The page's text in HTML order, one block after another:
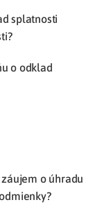
splatnosti
o odklad
o úhradu